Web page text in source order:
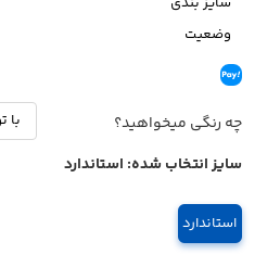
وضعیت
چه رنگی میخواهید؟
سایز انتخاب شده: استاندارد
استاندارد